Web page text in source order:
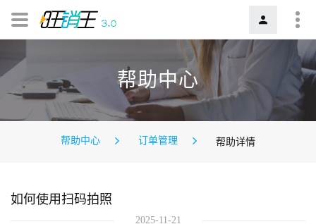
帮助中心
帮助中心 订单管理 帮助详情
如何使用扫码拍照
2025-11-21